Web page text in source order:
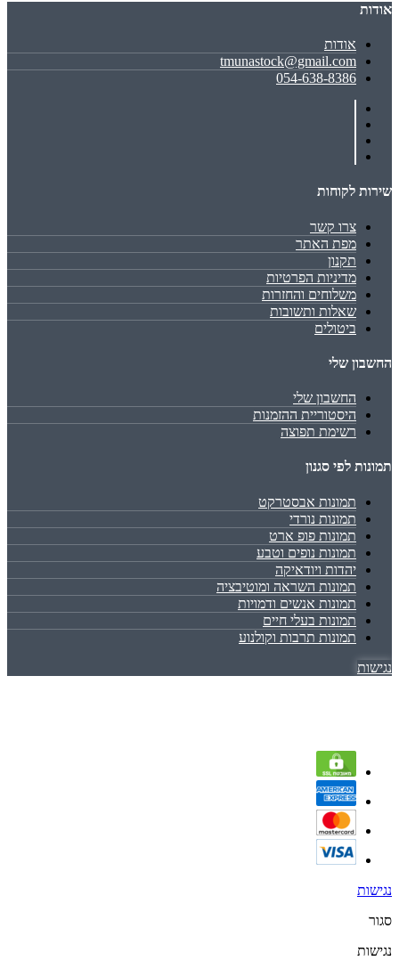
אודות
אודות
tmunastock@gmail.com
054-638-8386
שירות לקוחות
צרו קשר
מפת האתר
תקנון
מדיניות הפרטיות
משלוחים והחזרות
שאלות ותשובות
ביטולים
החשבון שלי
החשבון שלי
היסטוריית ההזמנות
רשימת תפוצה
תמונות לפי סגנון
תמונות אבסטרקט
תמונות נורדי
תמונות פופ ארט
תמונות נופים וטבע
יהדות ויודאיקה
תמונות השראה ומוטיבציה
תמונות אנשים ודמויות
תמונות בעלי חיים
תמונות תרבות וקולנוע
נגישות
נגישות
סגור
נגישות